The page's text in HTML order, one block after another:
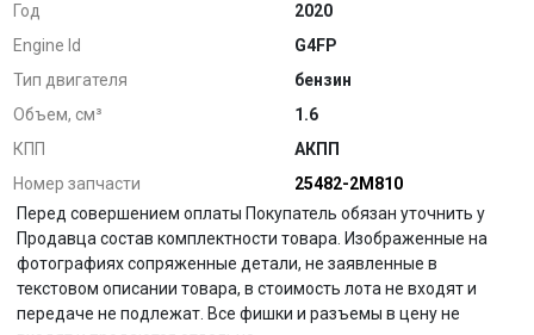
Год
2020
Engine Id
G4FP
Тип двигателя
бензин
Объем, см³
1.6
КПП
АКПП
Номер запчасти
25482-2M810
Перед совершением оплаты Покупатель обязан уточнить у
Продавца состав комплектности товара. Изображенные на
фотографиях сопряженные детали, не заявленные в
текстовом описании товара, в стоимость лота не входят и
передаче не подлежат. Все фишки и разъемы в цену не